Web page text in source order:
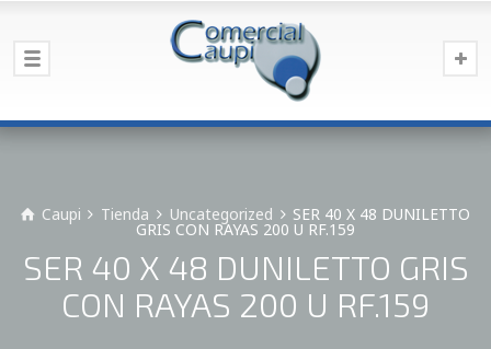
Caupi Tienda Uncategorized SER 40 X 48 DUNILETTO
GRIS CON RAYAS 200 U RF.159
SER 40 X 48 DUNILETTO GRIS
CON RAYAS 200 U RF.159